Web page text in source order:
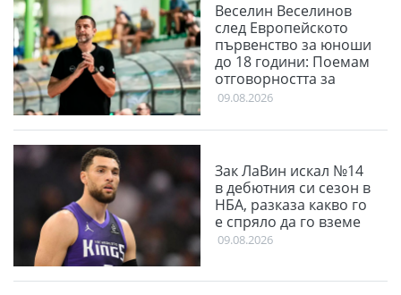
Веселин Веселинов
след Европейското
първенство за юноши
до 18 години: Поемам
отговорността за
нашия неуспех
09.08.2026
Зак ЛаВин искал №14
в дебютния си сезон в
НБА, разказа какво го
е спряло да го вземе
09.08.2026